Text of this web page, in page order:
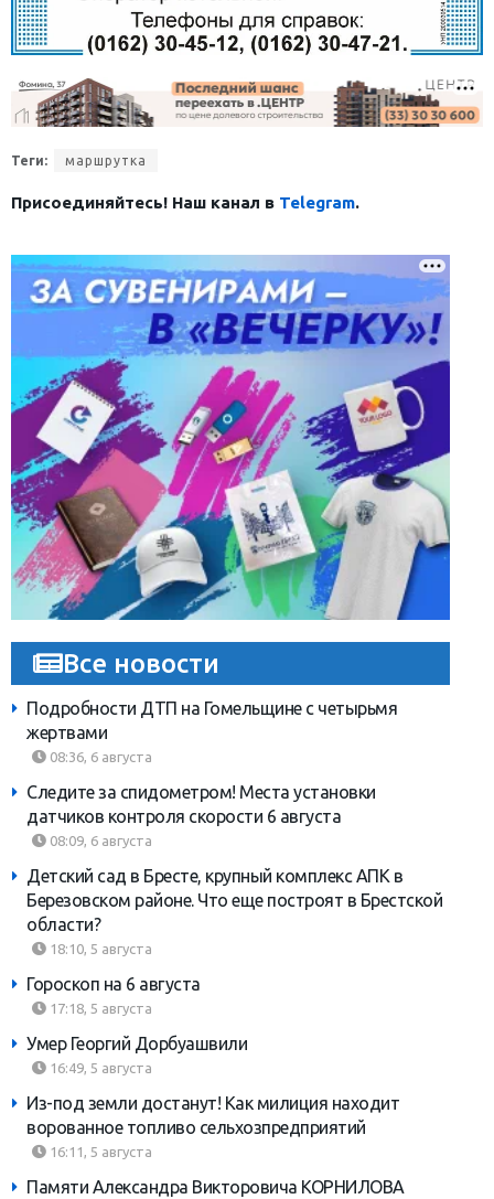
Теги: маршрутка
Присоединяйтесь! Наш канал в Telegram.
Все новости
Подробности ДТП на Гомельщине с четырьмя
жертвами
08:36, 6 августа
Следите за спидометром! Места установки
датчиков контроля скорости 6 августа
08:09, 6 августа
Детский сад в Бресте, крупный комплекс АПК в
Березовском районе. Что еще построят в Брестской
области?
18:10, 5 августа
Гороскоп на 6 августа
17:18, 5 августа
Умер Георгий Дорбуашвили
16:49, 5 августа
Из-под земли достанут! Как милиция находит
ворованное топливо сельхозпредприятий
16:11, 5 августа
Памяти Александра Викторовича КОРНИЛОВА